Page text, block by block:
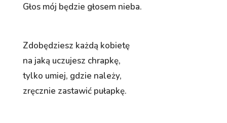
Głos mój będzie głosem nieba.
Zdobędziesz każdą kobietę
na jaką uczujesz chrapkę,
tylko umiej, gdzie należy,
zręcznie zastawić pułapkę.